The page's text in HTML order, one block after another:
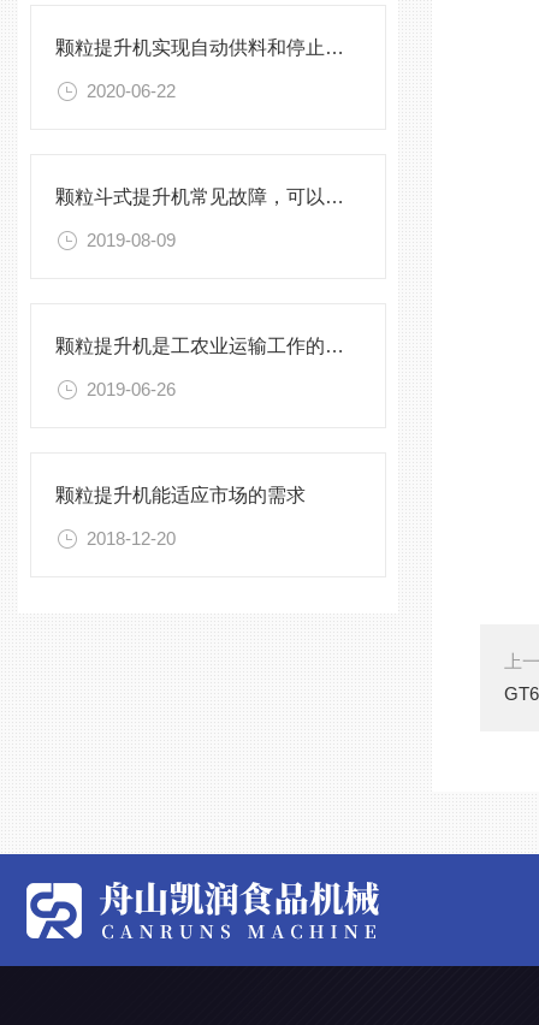
颗粒提升机实现自动供料和停止的自动化功能
2020-06-22
颗粒斗式提升机常见故障，可以这样排查
2019-08-09
颗粒提升机是工农业运输工作的主要机组
2019-06-26
颗粒提升机能适应市场的需求
2018-12-20
上